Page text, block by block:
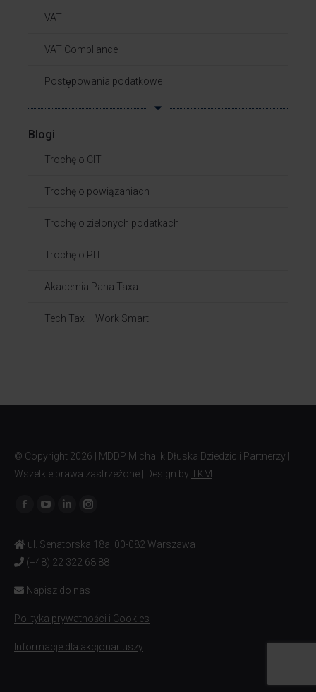
VAT
VAT Compliance
Postępowania podatkowe
Blogi
Trochę o CIT
Trochę o powiązaniach​
Trochę o zielonych podatkach
Trochę o PIT
Akademia Pana Taxa
Tech Tax – Work Smart
© Copyright 2026 | MDDP Michalik Dłuska Dziedzic i Partnerzy |
Wszelkie prawa zastrzeżone | Design by TKM
Znajdź nas na:
ul. Senatorska 18a, 00-082 Warszawa
(+48) 22 322 68 88
Napisz do nas
Polityka prywatności i Cookies
Informacje dla akcjonariuszy